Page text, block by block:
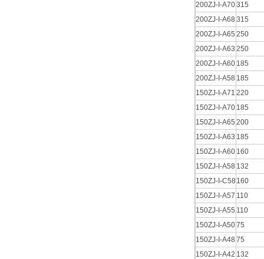
200ZJ-I-A70315
200ZJ-I-A68 315
200ZJ-I-A65 250
200ZJ-I-A63 250
200ZJ-I-A60 185
200ZJ-I-A58 185
150ZJ-I-A71 220
150ZJ-I-A70 185
150ZJ-I-A65 200
150ZJ-I-A63 185
150ZJ-I-A60 160
150ZJ-I-A58 132
150ZJ-I-C58 160
150ZJ-I-A57 110
150ZJ-I-A55 110
150ZJ-I-A5075
150ZJ-I-A48 75
150ZJ-I-A42 132